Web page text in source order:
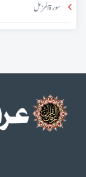
سورۃ المزمل